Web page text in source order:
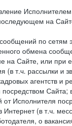
на
по сетям
обмена
на Сайте, или
т.ч. рассылки и
агентств и
Сайта;
Исполнителя
(в т.ч.
о